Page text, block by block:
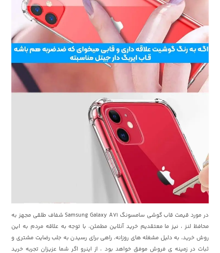
در مورد قیمت قاب گوشی سامسونگ Samsung Galaxy A71 شفاف طلقی مجهز به
محافظ لنز ، نیز ما معتقدیم خرید آنلاین مطمئن، با توجه به علاقه مردم به این
روش خرید، به دلیل مشغله های روزانه، راهی برای رسیدن به جلب رضایت مشتری و
ثبات در زمینه ی فروش موفق خواهد بود ، از اینرو اگر شما عزیزان تجربه خرید